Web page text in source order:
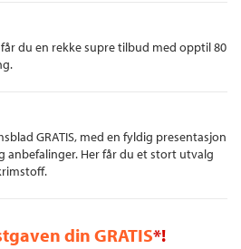
du en rekke supre tilbud med opptil 80
GRATIS, med en fyldig presentasjon
anbefalinger. Her får du et stort utvalg
din GRATIS*!